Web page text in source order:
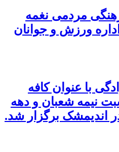
مردمی نغمه
ورزش و جوانان
با عنوان کافه
نیمه شعبان و دهه
اندیمشک برگزار شد.